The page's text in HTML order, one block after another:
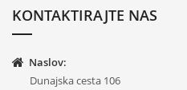
KONTAKTIRAJTE NAS
Naslov:
Dunajska cesta 106